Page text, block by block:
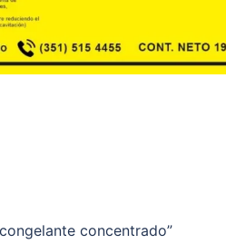
concentrado”